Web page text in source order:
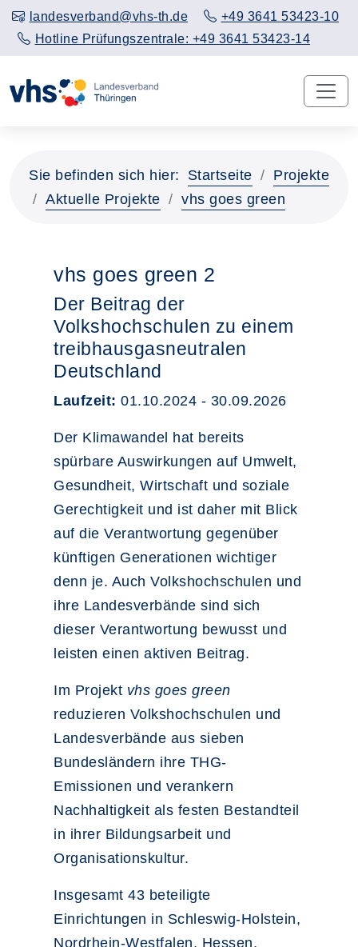
landesverband@vhs-th.de
+49 3641 53423-10
Hotline Prüfungszentrale: +49 3641 53423-14
Sie befinden sich hier: Startseite
Projekte
Aktuelle Projekte
vhs goes green
vhs goes green 2
Der Beitrag der
Volkshochschulen zu einem
treibhausgasneutralen
Deutschland
Laufzeit:01.10.2024 - 30.09.2026
Der Klimawandel hat bereits
spürbare Auswirkungen auf Umwelt,
Gesundheit, Wirtschaft und soziale
Gerechtigkeit und ist daher mit Blick
auf die Verantwortung gegenüber
künftigen Generationen wichtiger
denn je. Auch Volkshochschulen und
ihre Landesverbände sind sich
dieser Verantwortung bewusst und
leisten einen aktiven Beitrag.
Im Projekt vhs goes green
reduzieren Volkshochschulen und
Landesverbände aus sieben
Bundesländern ihre THG-
Emissionen und verankern
Nachhaltigkeit als festen Bestandteil
in ihrer Bildungsarbeit und
Organisationskultur.
Insgesamt 43 beteiligte
Einrichtungen in Schleswig-Holstein,
Nordrhein-Westfalen, Hessen,